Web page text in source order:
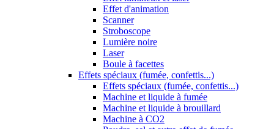
Effet d'animation
Scanner
Stroboscope
Lumière noire
Laser
Boule à facettes
Effets spéciaux (fumée, confettis...)
Effets spéciaux (fumée, confettis...)
Machine et liquide à fumée
Machine et liquide à brouillard
Machine à CO2